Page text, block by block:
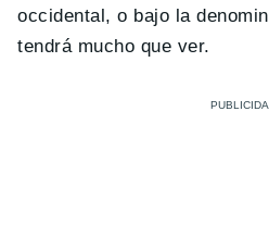
occidental, o bajo la
tendrá mucho que ver.